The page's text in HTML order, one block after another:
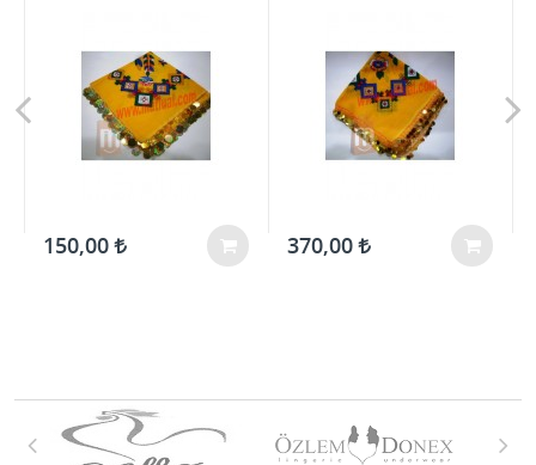
150,00 370,00